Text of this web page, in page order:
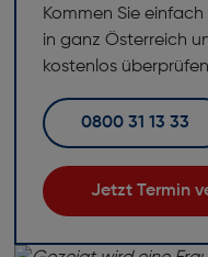
Kommen Sie
in ganz Österreich
kostenlos
0800 31 13 33
Jetzt Termin